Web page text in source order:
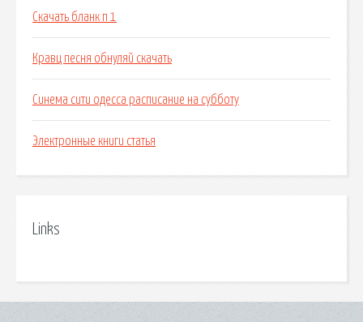
Скачать бланк п 1
Кравц песня обнуляй скачать
Синема сити одесса расписание на субботу
Электронные книги статья
Links